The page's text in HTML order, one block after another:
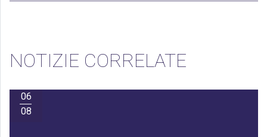
NOTIZIE CORRELATE
06
08